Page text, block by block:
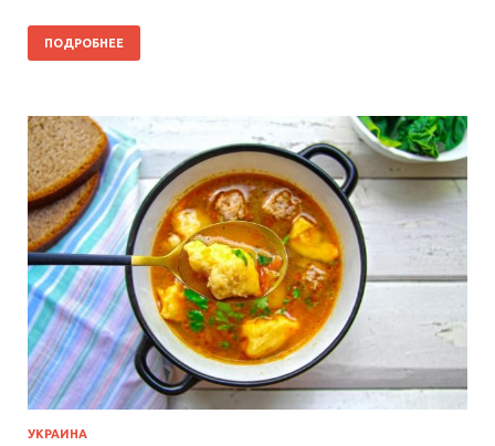
ПОДРОБНЕЕ
УКРАИНА